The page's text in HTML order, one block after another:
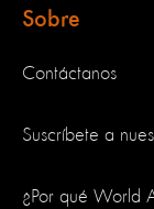
Sobre
Contáctanos
Suscríbete a
¿Por qué World